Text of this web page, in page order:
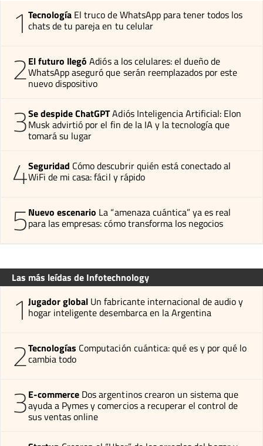
1 Tecnología El truco de WhatsApp para tener todos los
chats de tu pareja en tu celular
2El futuro llegó Adiós a los celulares: el dueño de
WhatsApp aseguró que serán reemplazados por este
nuevo dispositivo
3Se despide ChatGPTAdiós Inteligencia Artificial: Elon
Musk advirtió por el fin de la IA y la tecnología que
tomará su lugar
4Seguridad Cómo descubrir quién está conectado al
WiFi de mi casa: fácil y rápido
5Nuevo escenario La “amenaza cuántica” ya es real
para las empresas: cómo transforma los negocios
Las más leídas de Infotechnology
1 Jugador global Un fabricante internacional de audio y
hogar inteligente desembarca en la Argentina
2Tecnologías Computación cuántica: qué es y por qué lo
cambia todo
3E-commerce Dos argentinos crearon un sistema que
ayuda a Pymes y comercios a recuperar el control de
sus ventas online